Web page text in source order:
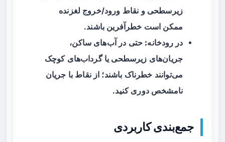
زیرسطحی و نقاط ورود/خروج لغزنده
ممکن است خطرآفرین باشند.
در رودخانه: حتی در آب‌های ساکن،
جریان‌های زیرسطحی یا گرداب‌های کوچک
می‌توانند خطرناک باشند؛ از نقاط با جریان
نامشخص دوری کنید.
جمع‌بندی کاربردی